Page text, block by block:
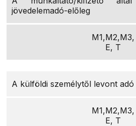
jövedelemadó-előleg
M1,M2,M3,
E, T
A külföldi személytől levont adó
M1,M2,M3,
E, T